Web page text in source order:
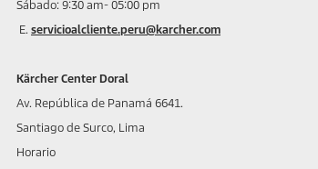
Sábado: 9:30 am- 05:00 pm
E. servicioalcliente.peru@karcher.com
Kärcher Center Doral
Av. República de Panamá 6641.
Santiago de Surco, Lima
Horario